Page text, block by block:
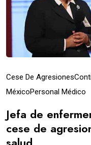
Cese De Agresiones
MéxicoPersonal Médico
Jefa de
cese de